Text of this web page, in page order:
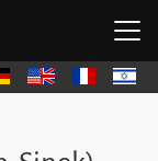
DeutschEnglish Français
עברית